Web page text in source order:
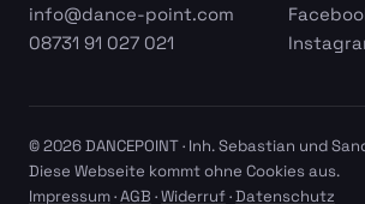
info@dance-point.com
08731 91 027 021
© 2026 DANCEPOINT · Inh. Sebastian und
Diese Webseite kommt ohne Cookies aus.
Impressum·AGB ·Widerruf·Datenschutz